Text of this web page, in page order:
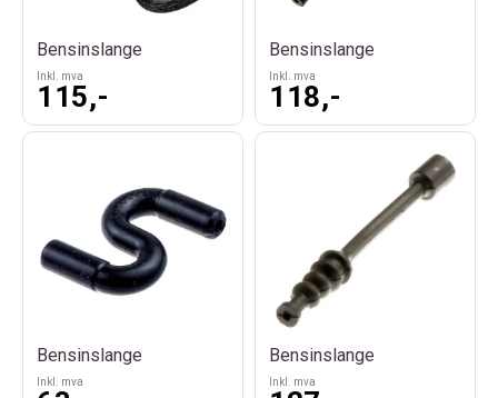
Bensinslange
Inkl. mva
115,-
Bensinslange
Inkl. mva
118,-
Bensinslange
Inkl. mva
Bensinslange
Inkl. mva